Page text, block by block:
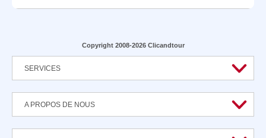
Copyright 2008-2026 Clicandtour
SERVICES
A PROPOS DE NOUS